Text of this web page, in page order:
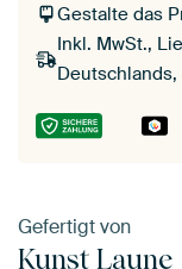
Gestalte das
Inkl. MwSt.,
Deutschlands,
Gefertigt von
Kunst Laune